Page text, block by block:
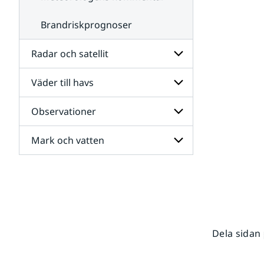
Brandriskprognoser
Radar och satellit
Undersidor
för
Radar
och
satellit
Väder till havs
Undersidor
för
Väder
till
havs
Observationer
Undersidor
för
Mark och vatten
Dela sidan